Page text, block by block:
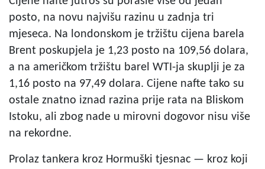
posto, na novu najvišu razinu u zadnja tri
mjeseca. Na londonskom je tržištu cijena barela
Brent poskupjela je 1,23 posto na 109,56 dolara,
a na američkom tržištu barel WTI-ja skuplji je za
1,16 posto na 97,49 dolara. Cijene nafte tako su
ostale znatno iznad razina prije rata na Bliskom
Istoku, ali zbog nade u mirovni dogovor nisu više
na rekordne.
Prolaz tankera kroz Hormuški tjesnac — kroz koji